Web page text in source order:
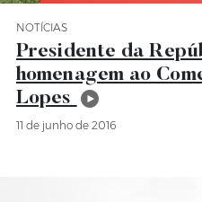
Categoria Notícias
NOTÍCIAS
Presidente da
homenagem ao
Lopes
11 de junho de 2016